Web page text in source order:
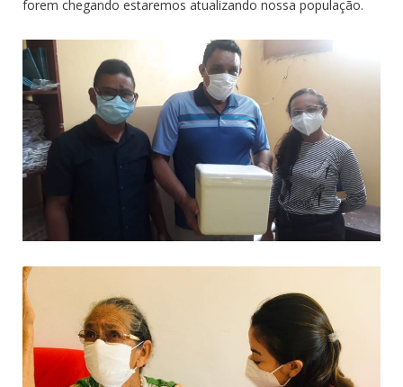
forem chegando estaremos atualizando nossa população.